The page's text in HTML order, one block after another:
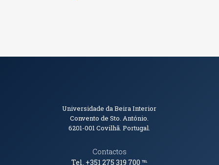
Informações de Contacto
Universidade da Beira Interior
Convento de Sto. António.
6201-001Covilhã. Portugal.
Contactos
Tel. +351 275 319 700℡